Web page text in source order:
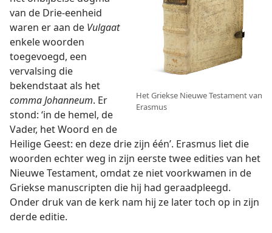
Het Griekse Nieuwe Testament van
Erasmus
van de Drie-eenheid
waren er aan de Vulgaat
enkele woorden
toegevoegd, een
vervalsing die
bekendstaat als het
comma Johanneum. Er
stond: ‘in de hemel, de
Vader, het Woord en de
Heilige Geest: en deze drie zijn één’. Erasmus liet die
woorden echter weg in zijn eerste twee edities van het
Nieuwe Testament, omdat ze niet voorkwamen in de
Griekse manuscripten die hij had geraadpleegd.
Onder druk van de kerk nam hij ze later toch op in zijn
derde editie.